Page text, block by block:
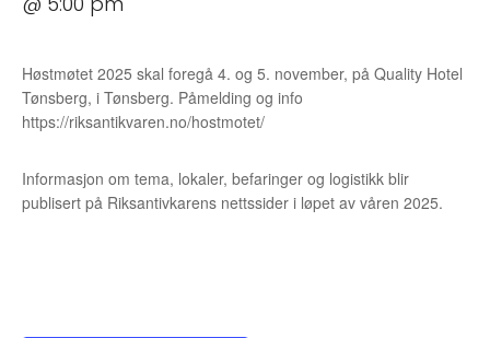
Høstmøtet 2025 skal foregå 4. og 5. november, på Quality Hotel
Tønsberg, i Tønsberg. Påmelding og info
https://riksantikvaren.no/hostmotet/
Informasjon om tema, lokaler, befaringer og logistikk blir
publisert på Riksantivkarens nettssider i løpet av våren 2025.